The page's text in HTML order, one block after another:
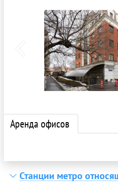
Аренда офисов
Станции метро